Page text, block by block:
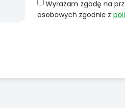
Wyrażam zgodę na
osobowych zgodnie z